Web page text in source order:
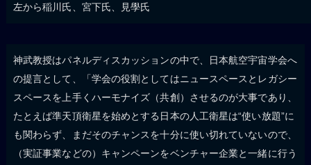
左から稲川氏、宮下氏、見學氏
神武教授はパネルディスカッションの中で、日本航空宇宙学会へ
の提言として、「学会の役割としてはニュースペースとレガシー
スペースを上手くハーモナイズ（共創）させるのが大事であり、
たとえば準天頂衛星を始めとする日本の人工衛星は“使い放題”に
も関わらず、まだそのチャンスを十分に使い切れていないので、
（実証事業などの）キャンペーンをベンチャー企業と一緒に行う